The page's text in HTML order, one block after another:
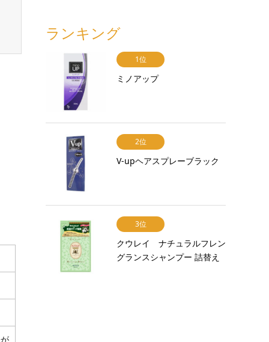
ランキング
1位
ミノアップ
2位
V-upヘアスプレーブラック
3位
クウレイ ナチュラルフレン
グランスシャンプー 詰替え